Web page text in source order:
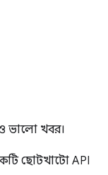
ভালো খবর।
ছোটখাটো API